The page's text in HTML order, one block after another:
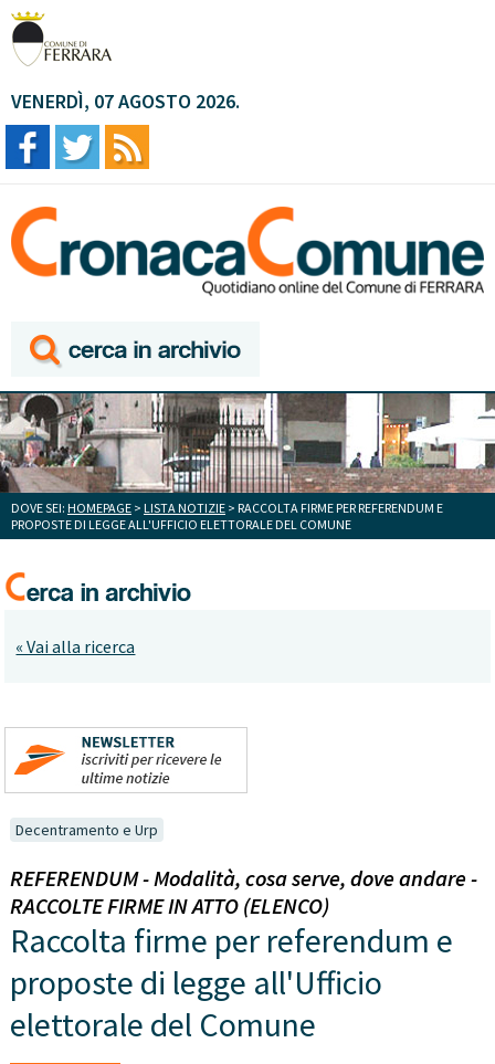
VENERDÌ, 07 AGOSTO 2026.
DOVE SEI: HOMEPAGE > LISTA NOTIZIE > RACCOLTA FIRME PER REFERENDUM E
PROPOSTE DI LEGGE ALL'UFFICIO ELETTORALE DEL COMUNE
« Vai alla ricerca
Decentramento e Urp
REFERENDUM - Modalità, cosa serve, dove andare -
RACCOLTE FIRME IN ATTO (ELENCO)
Raccolta firme per referendum e
proposte di legge all'Ufficio
elettorale del Comune